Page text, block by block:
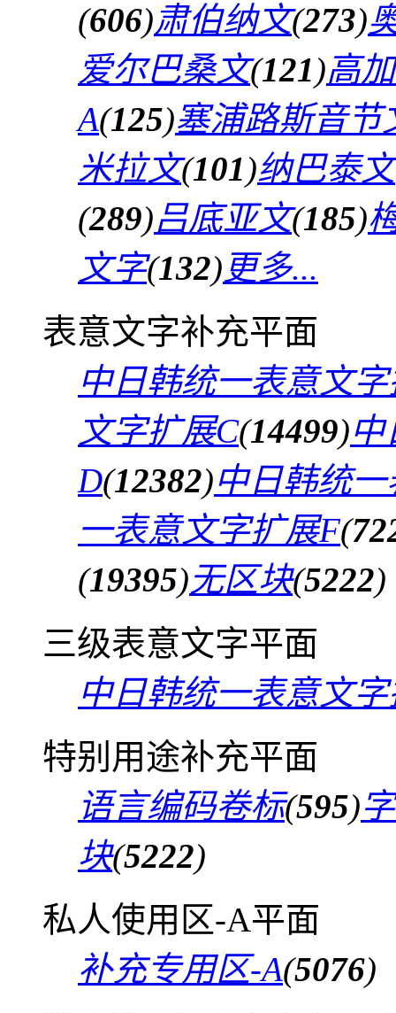
(606)肃伯纳文(273)
爱尔巴桑文(121)高
A(125)塞浦路斯音节
米拉文(101)纳巴泰文
(289)吕底亚文(185)
文字(132) 更多...
表意文字补充平面
中日韩统一表意文
文字扩展C(14499)
D(12382)中日韩统
一表意文字扩展F(
(19395)无区块(5222)
三级表意文字平面
中日韩统一表意文
特别用途补充平面
语言编码卷标(595)
块(5222)
私人使用区-A平面
补充专用区-A(5076)